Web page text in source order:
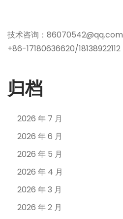
技术咨询：86070542@qq.com
+86-17180636620/18138922112
归档
2026 年 7 月
2026 年 6 月
2026 年 5 月
2026 年 4 月
2026 年 3 月
2026 年 2 月